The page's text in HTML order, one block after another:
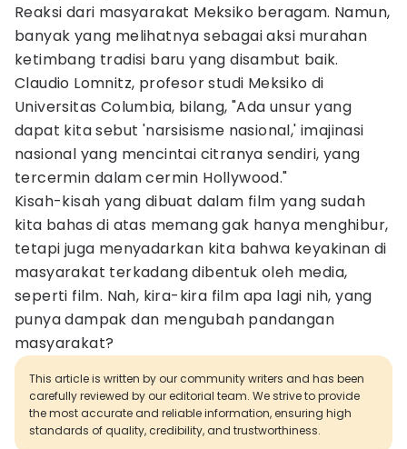
Reaksi dari masyarakat Meksiko beragam. Namun,
banyak yang melihatnya sebagai aksi murahan
ketimbang tradisi baru yang disambut baik.
Claudio Lomnitz, profesor studi Meksiko di
Universitas Columbia, bilang, "Ada unsur yang
dapat kita sebut 'narsisisme nasional,' imajinasi
nasional yang mencintai citranya sendiri, yang
tercermin dalam cermin Hollywood."
Kisah-kisah yang dibuat dalam film yang sudah
kita bahas di atas memang gak hanya menghibur,
tetapi juga menyadarkan kita bahwa keyakinan di
masyarakat terkadang dibentuk oleh media,
seperti film. Nah, kira-kira film apa lagi nih, yang
punya dampak dan mengubah pandangan
masyarakat?
This article is written by our community writers and has been
carefully reviewed by our editorial team. We strive to provide
the most accurate and reliable information, ensuring high
standards of quality, credibility, and trustworthiness.